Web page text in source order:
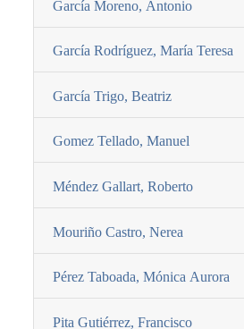
Garcí­a Moreno, Antonio
Garcí­a Rodrí­guez, Marí­a Teresa
Garcí­a Trigo, Beatriz
Gomez Tellado, Manuel
Méndez Gallart, Roberto
Mouriño Castro, Nerea
Pérez Taboada, Mónica Aurora
Pita Gutiérrez, Francisco